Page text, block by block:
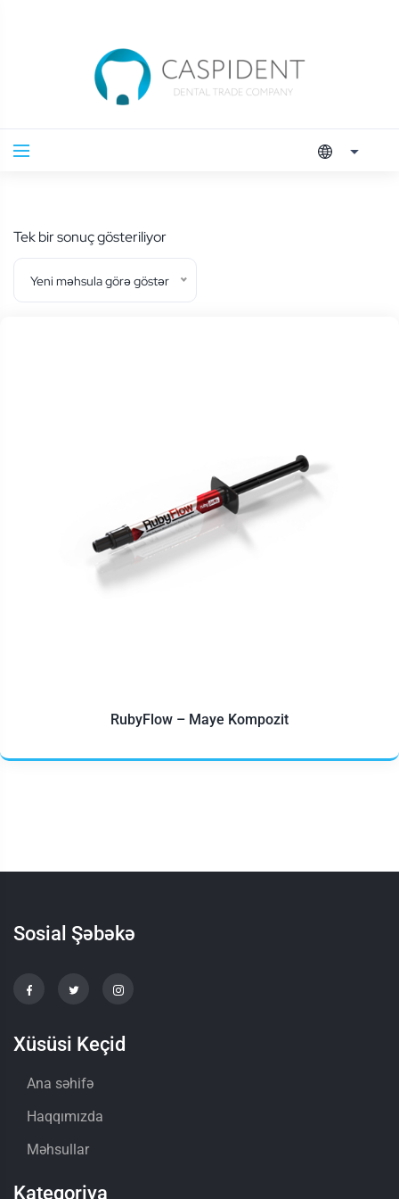
Tek bir sonuç gösteriliyor
Yeni məhsula görə göstər
RubyFlow – Maye Kompozit
Sosial Şəbəkə
Xüsüsi Keçid
Ana səhifə
Haqqımızda
Məhsullar
Kateqoriya